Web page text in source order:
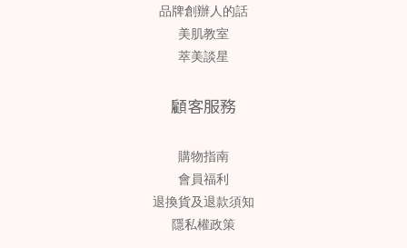
品牌創辦人的話
美肌教室
萃美談星
顧客服務
購物指南
會員福利
退換貨及退款須知
隱私權政策